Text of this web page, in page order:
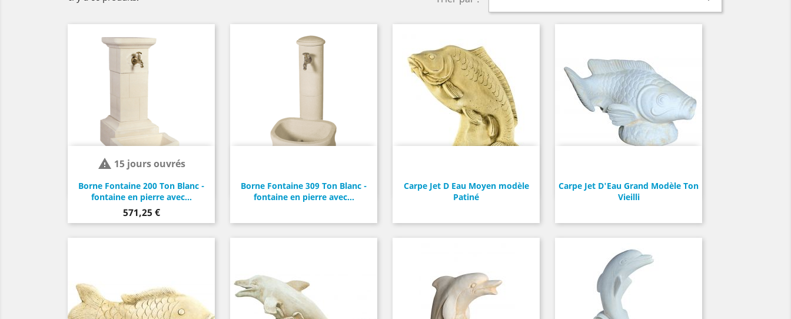
Borne Fontaine 200 Ton Blanc -
fontaine en pierre avec...
Prix
571,25 €
 15 jours ouvrés
Borne Fontaine 309 Ton Blanc -
fontaine en pierre avec...
Carpe Jet D Eau Moyen modèle
Patiné
Carpe Jet D'Eau Grand Modèle Ton
Vieilli